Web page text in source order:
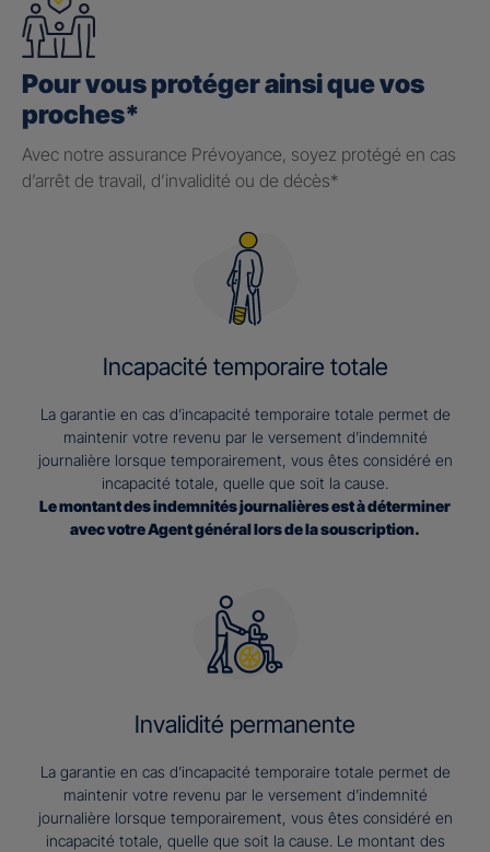
Pour vous protéger ainsi que vos
proches*
Avec notre assurance Prévoyance, soyez protégé en cas
d’arrêt de travail, d’invalidité ou de décès*
Incapacité temporaire totale
La garantie en cas d’incapacité temporaire totale permet de
maintenir votre revenu par le versement d’indemnité
journalière lorsque temporairement, vous êtes considéré en
incapacité totale, quelle que soit la cause.
Le montant des indemnités journalières est à déterminer
avec votre Agent général lors de la souscription.
Invalidité permanente
La garantie en cas d’incapacité temporaire totale permet de
maintenir votre revenu par le versement d’indemnité
journalière lorsque temporairement, vous êtes considéré en
incapacité totale, quelle que soit la cause. Le montant des